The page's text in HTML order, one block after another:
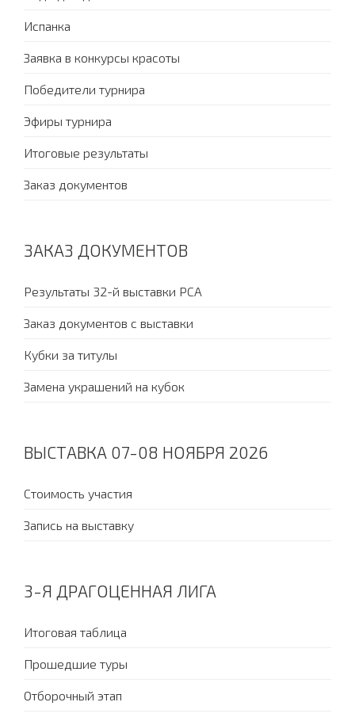
Испанка
Заявка в конкурсы красоты
Победители турнира
Эфиры турнира
Итоговые результаты
Заказ документов
ЗАКАЗ ДОКУМЕНТОВ
Результаты 32-й выставки PCA
Заказ документов с выставки
Кубки за титулы
Замена украшений на кубок
ВЫСТАВКА 07-08 НОЯБРЯ 2026
Стоимость участия
Запись на выставку
3-Я ДРАГОЦЕННАЯ ЛИГА
Итоговая таблица
Прошедшие туры
Отборочный этап